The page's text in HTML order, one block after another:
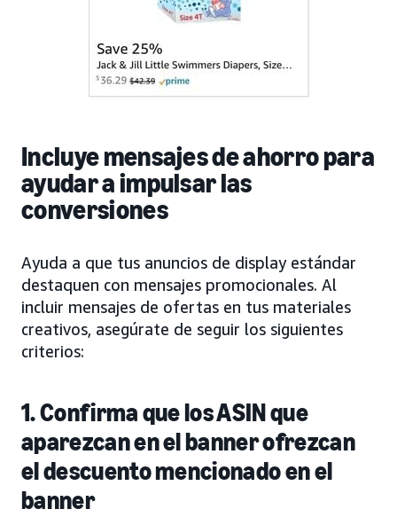
Incluye mensajes de ahorro para
ayudar a impulsar las
conversiones
Ayuda a que tus anuncios de display estándar
destaquen con mensajes promocionales. Al
incluir mensajes de ofertas en tus materiales
creativos, asegúrate de seguir los siguientes
criterios:
1. Confirma que los ASIN que
aparezcan en el banner ofrezcan
el descuento mencionado en el
banner